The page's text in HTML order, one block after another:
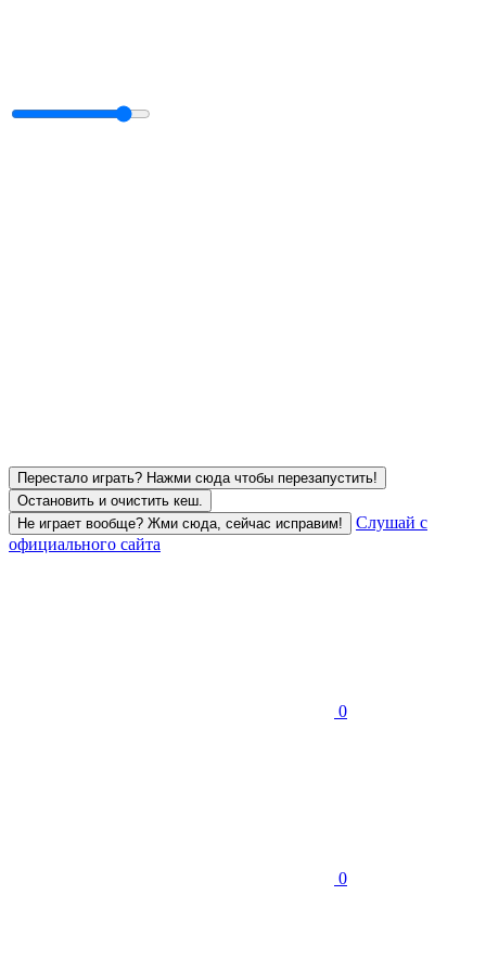
Перестало играть? Нажми сюда чтобы перезапустить!
Остановить и очистить кеш.
Не играет вообще? Жми сюда, сейчас исправим!
Слушай с
официального сайта
0
0